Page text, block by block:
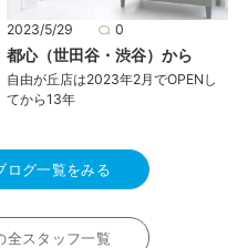
2023/5/29 0
都心（世田谷・渋谷）から
自由が丘店は2023年2月でOPENし
てから13年
ログ一覧をみる
全スタッフ一覧